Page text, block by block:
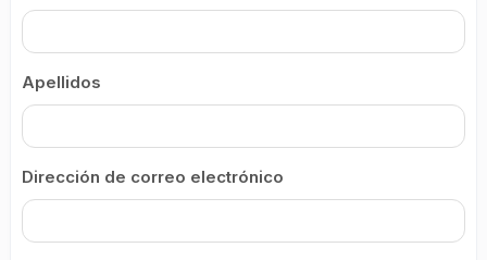
Apellidos
Dirección de correo electrónico